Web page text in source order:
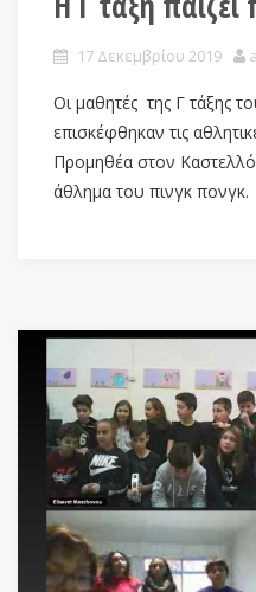
17 Δεκεμβρίου 2019
Οι μαθητές της Γ τάξης
επισκέφθηκαν τις
Προμηθέα στον
άθλημα του πινγκ πονγκ.